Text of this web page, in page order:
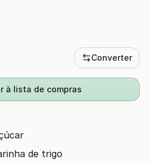
Converter
à lista de compras
de trigo